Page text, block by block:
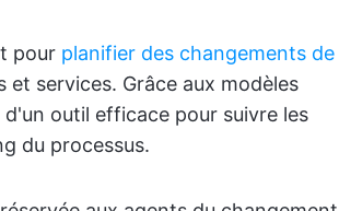
pour planifier des changements de
services. Grâce aux modèles
outil efficace pour suivre les
du processus.